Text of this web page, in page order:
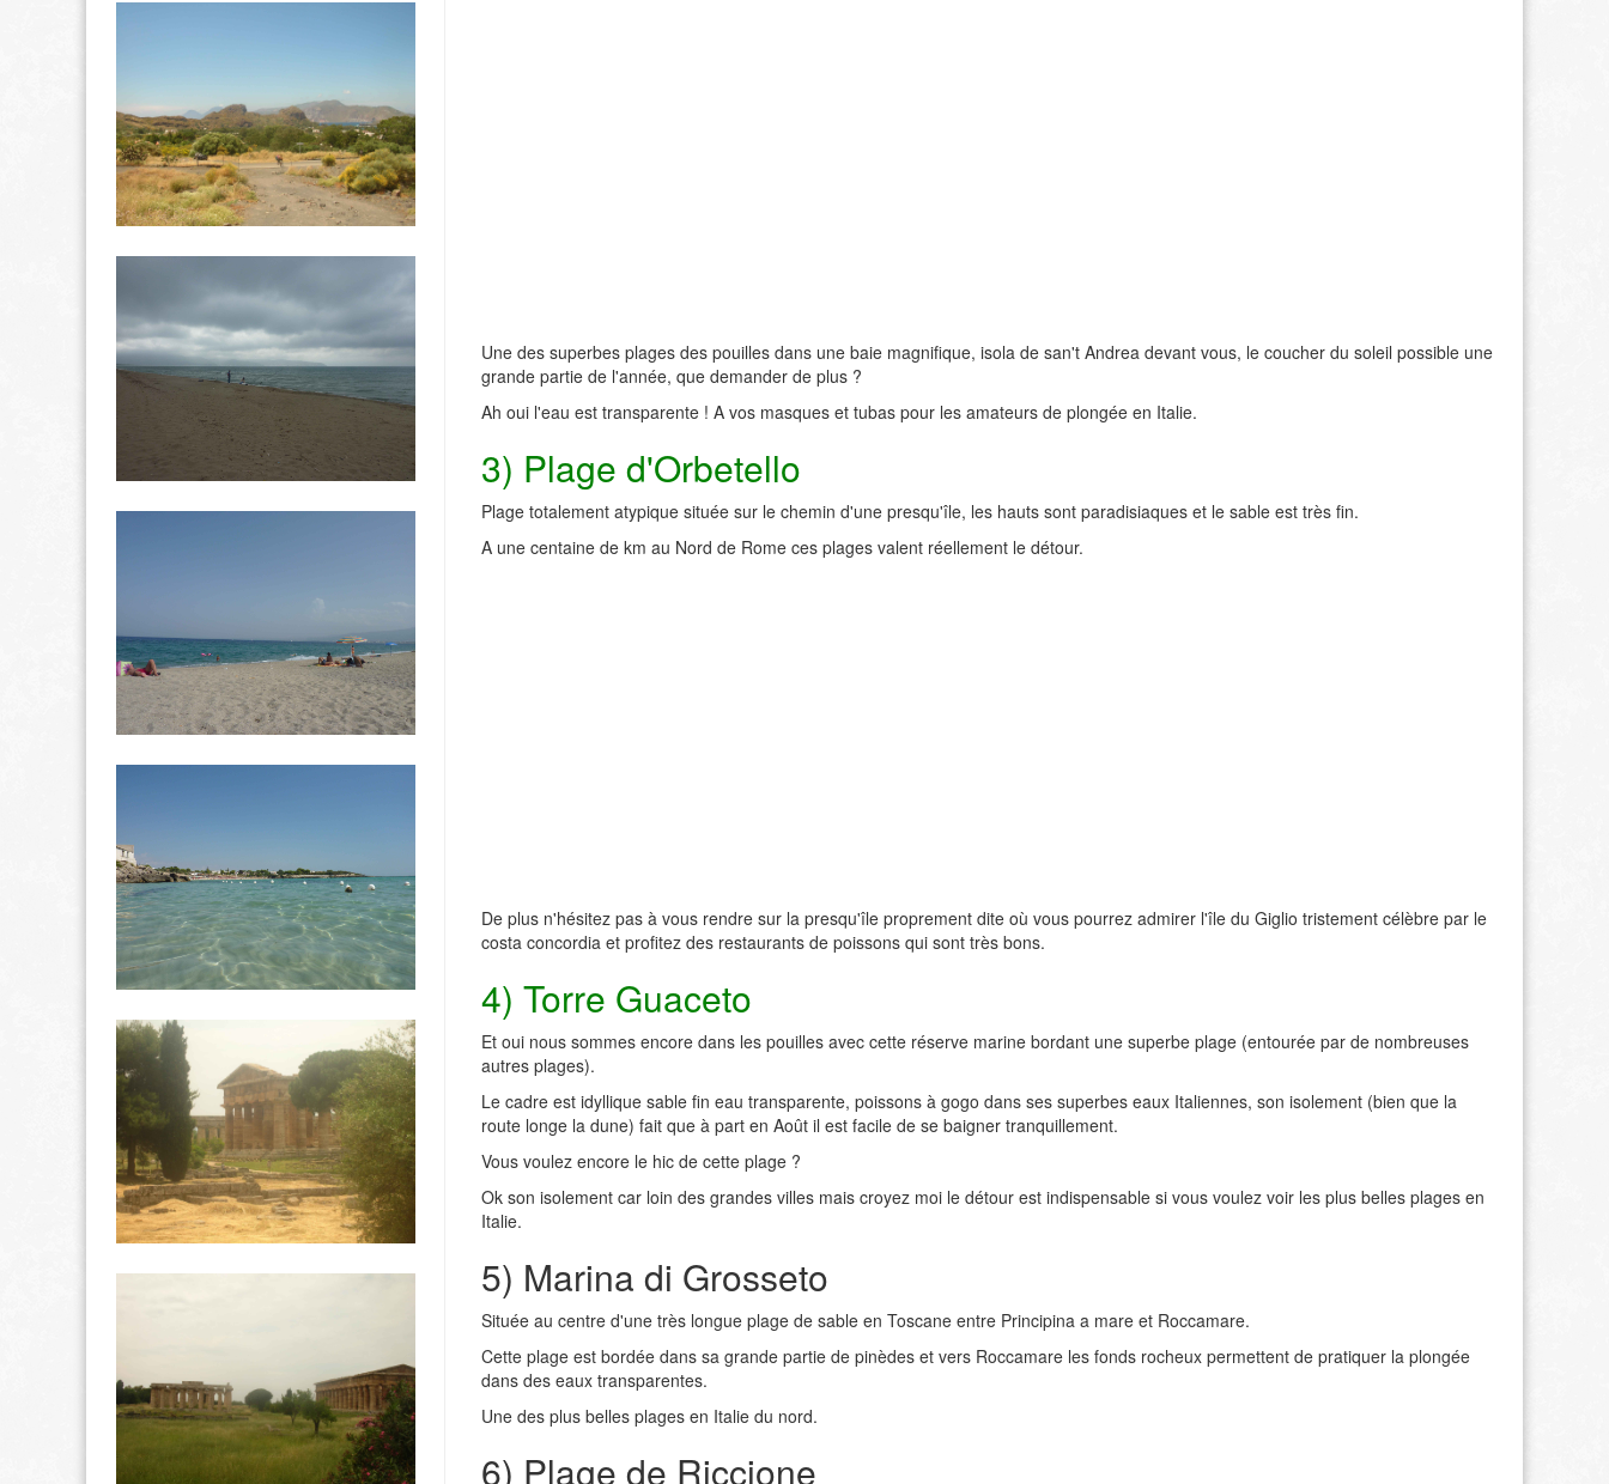
Une des superbes plages des pouilles dans une baie magnifique, isola de san't Andrea devant vous, le coucher du soleil possible une
grande partie de l'année, que demander de plus ?
Ah oui l'eau est transparente ! A vos masques et tubas pour les amateurs de plongée en Italie.
3) Plage d'Orbetello
Plage totalement atypique située sur le chemin d'une presqu'île, les hauts sont paradisiaques et le sable est très fin.
A une centaine de km au Nord de Rome ces plages valent réellement le détour.
De plus n'hésitez pas à vous rendre sur la presqu'île proprement dite où vous pourrez admirer l'île du Giglio tristement célèbre par le
costa concordia et profitez des restaurants de poissons qui sont très bons.
4) Torre Guaceto
Et oui nous sommes encore dans les pouilles avec cette réserve marine bordant une superbe plage (entourée par de nombreuses
autres plages).
Le cadre est idyllique sable fin eau transparente, poissons à gogo dans ses superbes eaux Italiennes, son isolement (bien que la
route longe la dune) fait que à part en Août il est facile de se baigner tranquillement.
Vous voulez encore le hic de cette plage ?
Ok son isolement car loin des grandes villes mais croyez moi le détour est indispensable si vous voulez voir les plus belles plages en
Italie.
5) Marina di Grosseto
Située au centre d'une très longue plage de sable en Toscane entre Principina a mare et Roccamare.
Cette plage est bordée dans sa grande partie de pinèdes et vers Roccamare les fonds rocheux permettent de pratiquer la plongée
dans des eaux transparentes.
Une des plus belles plages en Italie du nord.
6) Plage de Riccione